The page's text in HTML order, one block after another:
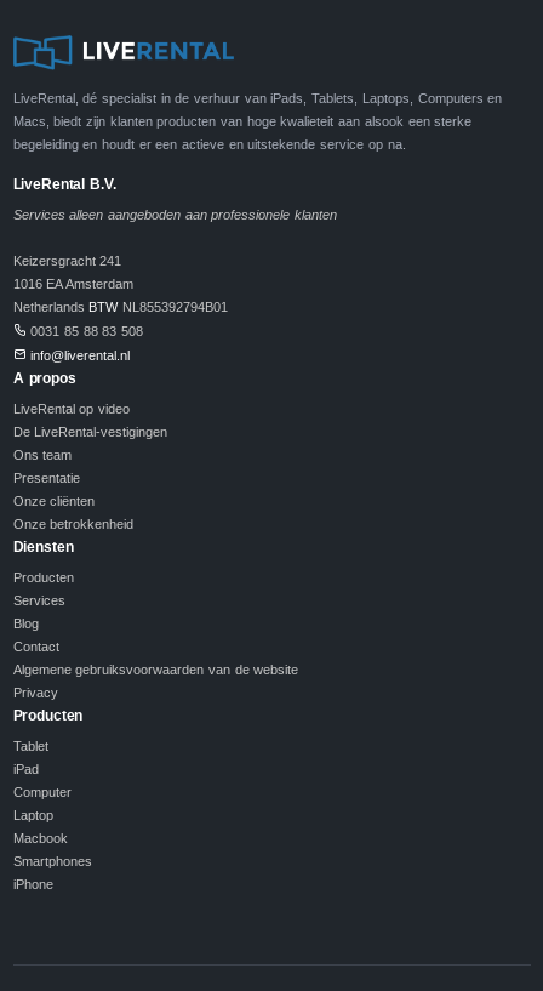
LiveRental, dé specialist in de verhuur van iPads, Tablets, Laptops, Computers en
Macs, biedt zijn klanten producten van hoge kwalieteit aan alsook een sterke
begeleiding en houdt er een actieve en uitstekende service op na.
LiveRental B.V.
Services alleen aangeboden aan professionele klanten
Keizersgracht 241
1016 EA Amsterdam
Netherlands BTWNL855392794B01
0031 85 88 83 508
info@liverental.nl
A propos
LiveRental op video
De LiveRental-vestigingen
Ons team
Presentatie
Onze cliënten
Onze betrokkenheid
Diensten
Producten
Services
Blog
Contact
Algemene gebruiksvoorwaarden van de website
Privacy
Producten
Tablet
iPad
Computer
Laptop
Macbook
Smartphones
iPhone